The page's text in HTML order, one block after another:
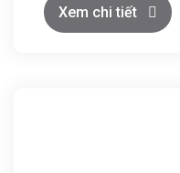
đều, tan nhanh trong nước.
Năng suất cao: Đảm bảo
Xem chi tiết